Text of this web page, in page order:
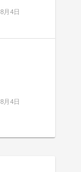
月4日
月4日